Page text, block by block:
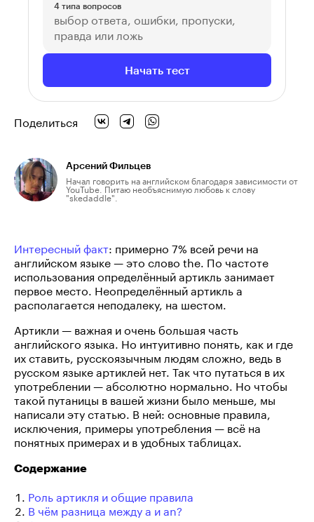
4 типа вопросов
выбор ответа, ошибки, пропуски,
правда или ложь
Начать тест
Поделиться
Арсений Фильцев
Начал говорить на английском благодаря зависимости от
YouTube. Питаю необъяснимую любовь к слову
"skedaddle".
Интересный факт: примерно 7% всей речи на
английском языке — это слово the. По частоте
использования определённый артикль занимает
первое место. Неопределённый артикль a
располагается неподалеку, на шестом.
Артикли — важная и очень большая часть
английского языка. Но интуитивно понять, как и где
их ставить, русскоязычным людям сложно, ведь в
русском языке артиклей нет. Так что путаться в их
употреблении — абсолютно нормально. Но чтобы
такой путаницы в вашей жизни было меньше, мы
написали эту статью. В ней: основные правила,
исключения, примеры употребления — всё на
понятных примерах и в удобных таблицах.
Содержание
Роль артикля и общие правила
В чём разница между a и an?